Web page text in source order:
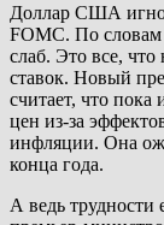
Доллар США
FOMC. По
слаб. Это все,
ставок. Новый
считает, что
цен из-за
инфляции. Она
конца года.
А ведь трудности